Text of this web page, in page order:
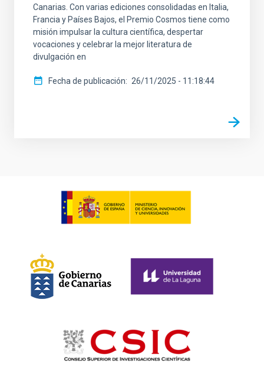
Canarias. Con varias ediciones consolidadas en Italia,
Francia y Países Bajos, el Premio Cosmos tiene como
misión impulsar la cultura científica, despertar
vocaciones y celebrar la mejor literatura de
divulgación en
Fecha de publicación 26/11/2025 - 11:18:44